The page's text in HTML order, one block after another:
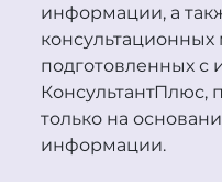
информации, а
консультационных
подготовленных с
КонсультантПлюс,
только на
информации.